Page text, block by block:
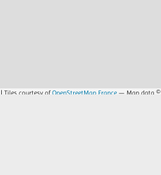
Tiles courtesy ofOpenStreetMap France— Map data ©